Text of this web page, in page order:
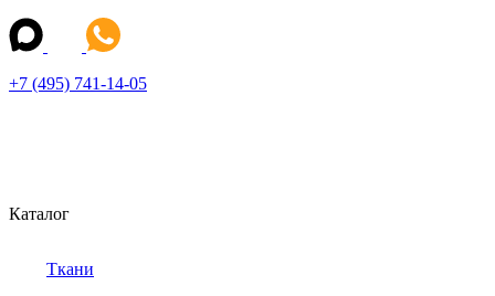
+7 (495) 741-14-05
Каталог
Ткани